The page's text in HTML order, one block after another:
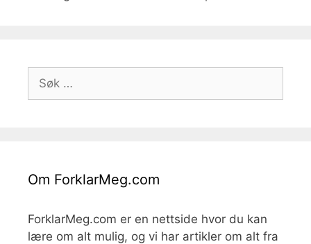
etter:
Om ForklarMeg.com
ForklarMeg.com er en nettside hvor du kan
lære om alt mulig, og vi har artikler om alt fra